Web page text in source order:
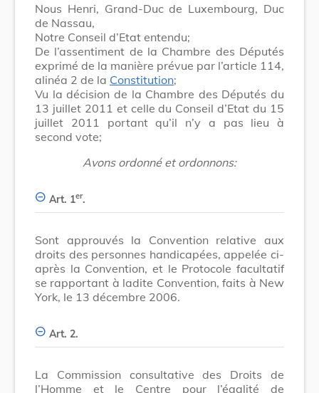
Nous Henri, Grand-Duc de Luxembourg, Duc
de Nassau,
Notre Conseil d’Etat entendu;
De l’assentiment de la Chambre des Députés
exprimé de la manière prévue par l’article 114,
alinéa 2 de la Constitution;
Vu la décision de la Chambre des Députés du
13 juillet 2011 et celle du Conseil d’Etat du 15
juillet 2011 portant qu’il n’y a pas lieu à
second vote;
Avons ordonné et ordonnons:
Art. 1er.
Sont approuvés la Convention relative aux
droits des personnes handicapées, appelée ci-
après la Convention, et le Protocole facultatif
se rapportant à ladite Convention, faits à New
York, le 13 décembre 2006.
Art. 2.
La Commission consultative des Droits de
l’Homme et le Centre pour l’égalité de